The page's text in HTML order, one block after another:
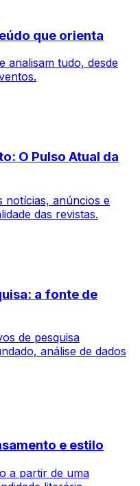
que orienta
analisam tudo, desde
O Pulso Atual da
notícias, anúncios e
das revistas.
a fonte de
de pesquisa
análise de dados
e estilo
a partir de uma